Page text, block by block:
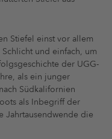
Stiefel einst vor allem
und einfach, um
der UGG-
als ein junger
Südkalifornien
als Inbegriff der
Jahrtausendwende die